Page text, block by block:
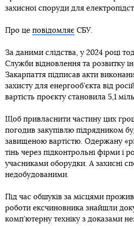
захисної споруди для
Про це повідомляє СБУ.
За даними слідства, у 2024 році
Служби відновлення та розвитку
Закарпаття підписав акти
захисту для енергооб’єкта від
вартість проєкту становила 5,1
Щоб привласнити частину цих
погодив закупівлю підрядником
завищеною вартістю. Одержану
тінь через підконтрольні фірми і
учасниками оборудки. А захисні
недобудованими.
Під час обшуків за місцями
роботи ексчиновника знайшли
комп’ютерну техніку з доказами